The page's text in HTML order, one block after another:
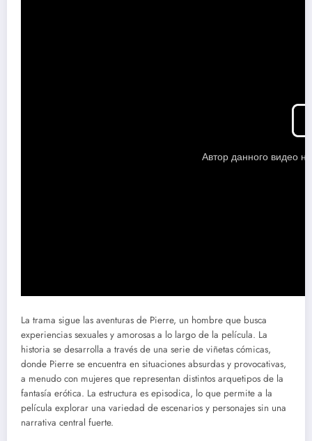
La trama sigue las aventuras de Pierre, un hombre que busca
experiencias sexuales y amorosas a lo largo de la película. La
historia se desarrolla a través de una serie de viñetas cómicas,
donde Pierre se encuentra en situaciones absurdas y provocativas,
a menudo con mujeres que representan distintos arquetipos de la
fantasía erótica. La estructura es episodica, lo que permite a la
película explorar una variedad de escenarios y personajes sin una
narrativa central fuerte.